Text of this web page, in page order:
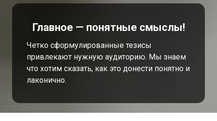
Главное — понятные смыслы!
Четко сформулированные тезисы
привлекают нужную аудиторию. Мы знаем
что хотим сказать, как это донести понятно и
лаконично.